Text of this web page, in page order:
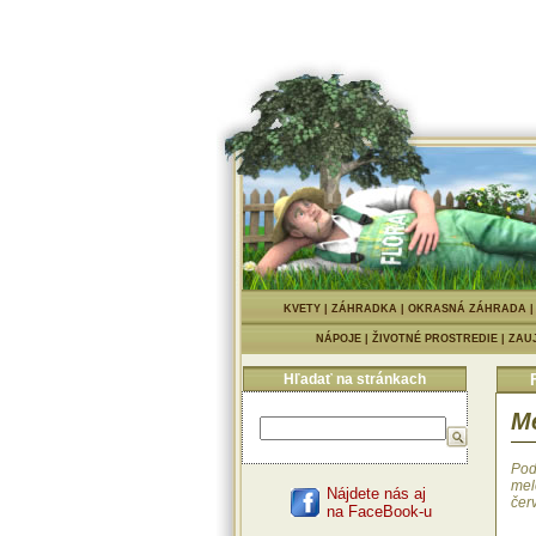
KVETY ZÁHRADKA OKRASNÁ ZÁHRADA
NÁPOJE ŽIVOTNÉ PROSTREDIE
Hľadať na stránkach
Nájdete nás aj
na FaceBook-u